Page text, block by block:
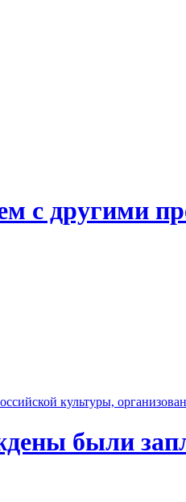
с другими
были